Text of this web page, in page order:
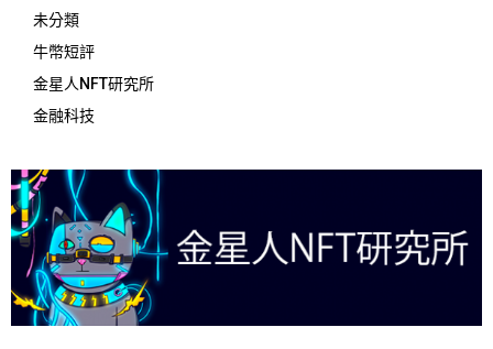
未分類
牛幣短評
金星人NFT研究所
金融科技